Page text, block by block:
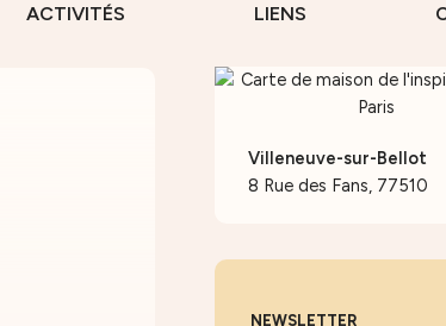
ACTIVITÉS LIENS
Villeneuve-sur-Bellot
8 Rue des Fans, 77510
NEWSLETTER